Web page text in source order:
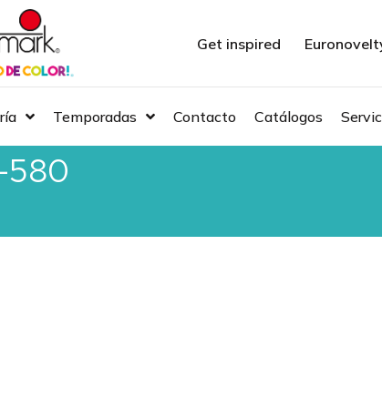
Get inspired
Temporadas Contacto Catálogos
580